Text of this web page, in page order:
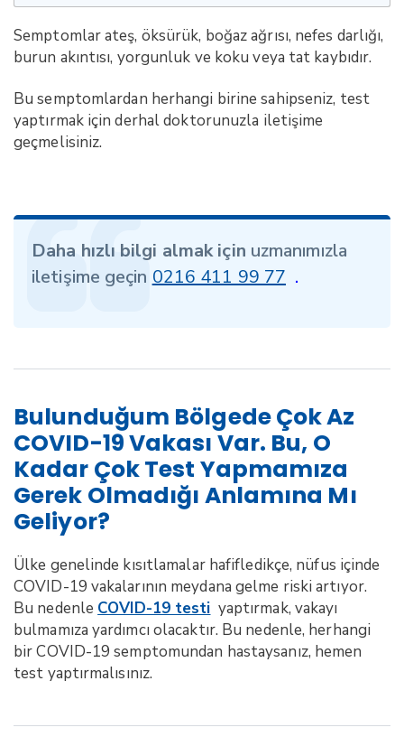
Semptomlar ateş, öksürük, boğaz ağrısı, nefes darlığı,
burun akıntısı, yorgunluk ve koku veya tat kaybıdır.
Bu semptomlardan herhangi birine sahipseniz, test
yaptırmak için derhal doktorunuzla iletişime
geçmelisiniz.
Daha hızlı bilgi almak için uzmanımızla
iletişime geçin 0216 411 99 77 .
Bulunduğum Bölgede Çok Az
COVID-19 Vakası Var. Bu, O
Kadar Çok Test Yapmamıza
Gerek Olmadığı Anlamına Mı
Geliyor?
Ülke genelinde kısıtlamalar hafifledikçe, nüfus içinde
COVID-19 vakalarının meydana gelme riski artıyor.
Bu nedenle COVID-19 testi yaptırmak, vakayı
bulmamıza yardımcı olacaktır. Bu nedenle, herhangi
bir COVID-19 semptomundan hastaysanız, hemen
test yaptırmalısınız.